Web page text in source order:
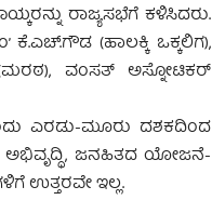
ರಾಜ್ಯಸಭೆಗೆ ಕಳಿಸಿದರು.
(ಹಾಲಕ್ಕಿ ಒಕ್ಕಲಿಗ),
ವಂಸತ್ ಅಸ್ನೋಟಿಕರ್
ಎರಡು-ಮೂರು ದಶಕದಿಂದ
ಅಭಿವೃದ್ಧಿ, ಜನಹಿತದ ಯೋಜನೆ-
ಉತ್ತರವೇ ಇಲ್ಲ.